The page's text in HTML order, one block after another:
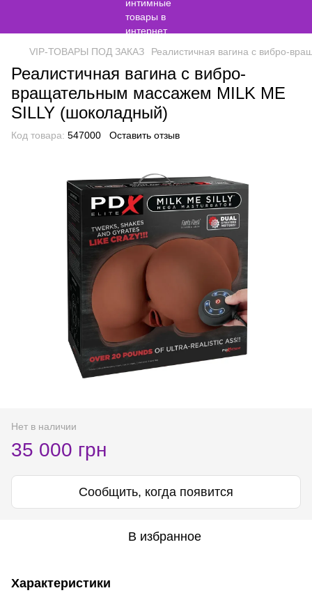
VIP-ТОВАРЫ ПОД ЗАКАЗ Реалистичная вагина с вибро-
Реалистичная вагина с вибро-
вращательным массажем MILK ME
SILLY (шоколадный)
Код товара: 547000 Оставить отзыв
Нет в наличии
35 000 грн
Сообщить, когда появится
В избранное
Характеристики